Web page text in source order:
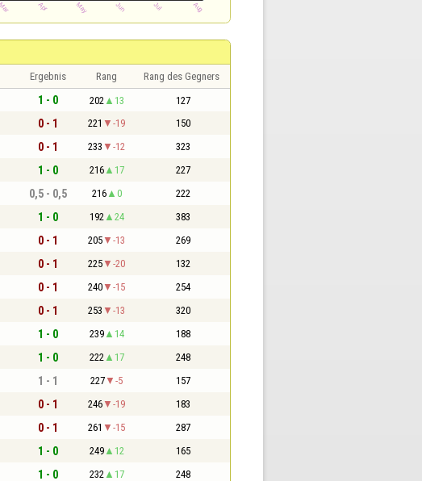
Ergebnis Rang Rang des Gegners
1 - 0 202 13 127
0 - 1 221 -19 150
0 - 1 233 -12 323
1 - 0 216 17 227
0,5 - 0,5 216 0 222
1 - 0 192 24 383
0 - 1 205 -13 269
0 - 1 225 -20 132
0 - 1 240 -15 254
0 - 1 253 -13 320
1 - 0 239 14 188
1 - 0 222 17 248
1 - 1 227 -5 157
0 - 1 246 -19 183
0 - 1 261 -15 287
1 - 0 249 12 165
1 - 0 232 17 248